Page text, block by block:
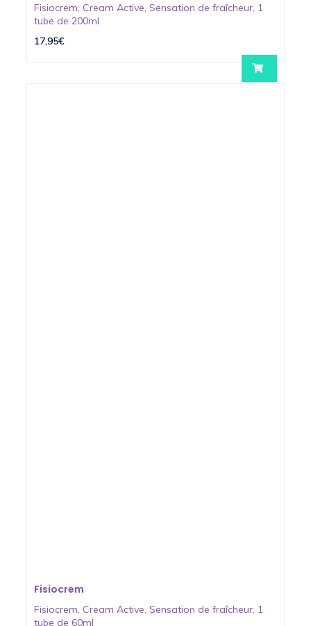
Fisiocrem, Cream Active, Sensation de fraîcheur, 1
tube de 200ml
17,95€
Fisiocrem
Fisiocrem, Cream Active, Sensation de fraîcheur, 1
tube de 60ml